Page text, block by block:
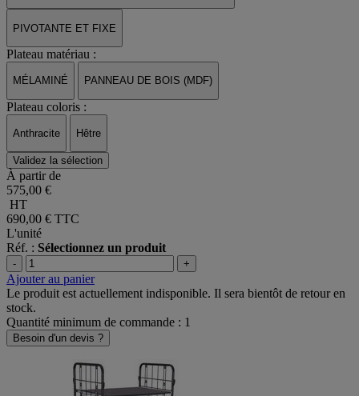
PIVOTANTE ET FIXE
Plateau matériau :
MÉLAMINÉ PANNEAU DE BOIS (MDF)
Plateau coloris :
Anthracite Hêtre
Validez la sélection
À partir de
575,00 €
HT
690,00 € TTC
L'unité
Réf. : Sélectionnez un produit
- +
Ajouter au panier
Le produit est actuellement indisponible. Il sera bientôt de retour en
stock.
Quantité minimum de commande : 1
Besoin d'un devis ?